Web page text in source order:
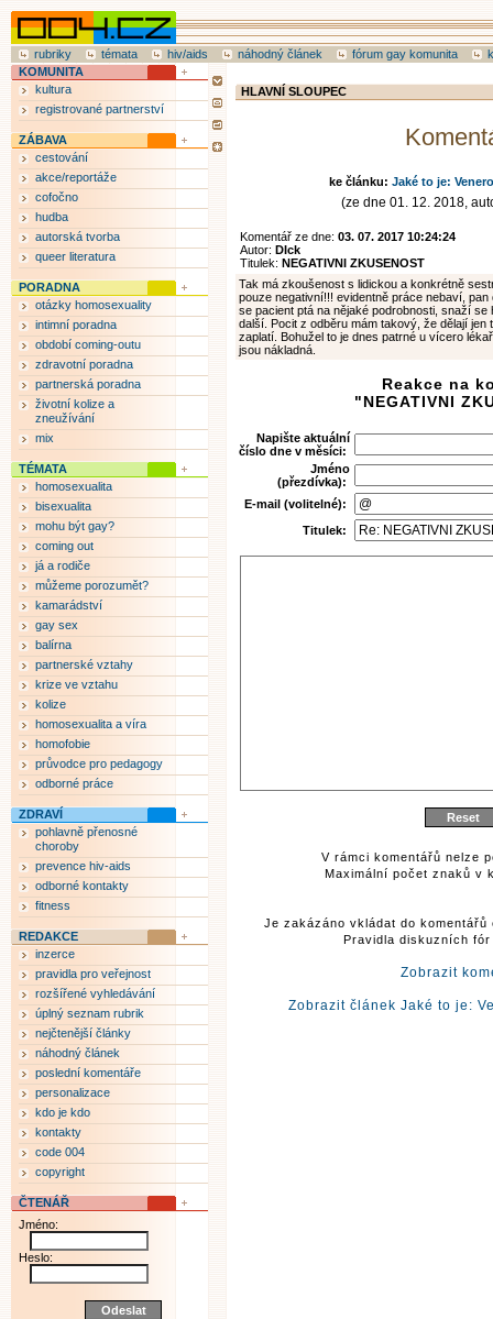
rubriky témata hiv/aids náhodný článek fórum gay komunita
HLAVNÍ SLOUPEC
ke článku: Jaké to je:
(ze dne 01. 12. 2018,
Komentář ze dne: 03. 07. 2017 10:24:24
Autor: DIck
Titulek: NEGATIVNI ZKUSENOST
Tak má zkoušenost s lidickou a konkrétně
pouze negativní!!! evidentně práce nebaví,
se pacient ptá na nějaké podrobnosti, snaží
další. Pocit z odběru mám takový, že dělají
zaplatí. Bohužel to je dnes patrné u vícero
jsou nákladná.
Reakce na
"NEGATIVNI
Napište aktuální
číslo dne v měsíci:
Jméno
(přezdívka):
E-mail (volitelné):
Titulek:
V rámci komentářů nelze
Maximální počet znaků v
Je zakázáno vkládat do
Pravidla diskuzních
Zobrazit
Zobrazit článek Jaké to je:
KOMUNITA
kultura
registrované partnerství
ZÁBAVA
cestování
akce/reportáže
cofočno
hudba
autorská tvorba
queer literatura
PORADNA
otázky homosexuality
intimní poradna
období coming-outu
zdravotní poradna
partnerská poradna
životní kolize a
zneužívání
mix
TÉMATA
homosexualita
bisexualita
mohu být gay?
coming out
já a rodiče
můžeme porozumět?
kamarádství
gay sex
balírna
partnerské vztahy
krize ve vztahu
kolize
homosexualita a víra
homofobie
průvodce pro pedagogy
odborné práce
ZDRAVÍ
pohlavně přenosné
choroby
prevence hiv-aids
odborné kontakty
fitness
REDAKCE
inzerce
pravidla pro veřejnost
rozšířené vyhledávání
úplný seznam rubrik
nejčtenější články
náhodný článek
poslední komentáře
personalizace
kdo je kdo
kontakty
code 004
copyright
ČTENÁŘ
Jméno:
Heslo: